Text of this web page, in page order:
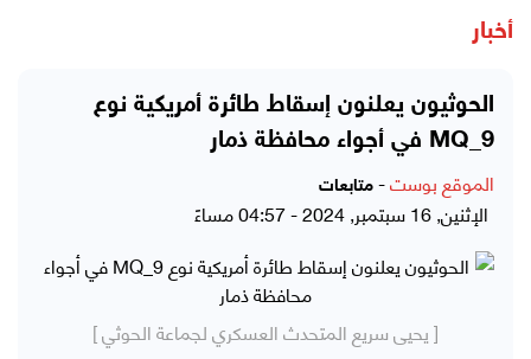
أخبار
الحوثيون يعلنون إسقاط طائرة أمريكية نوع
MQ_9 في أجواء محافظة ذمار
الموقع بوست- متابعات
الإثنين, 16 سبتمبر, 2024 - 04:57 مساءً
[ يحيى سريع المتحدث العسكري لجماعة الحوثي ]